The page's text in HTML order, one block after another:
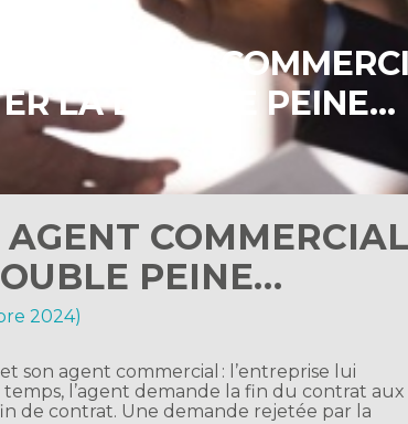
AGENT
LA DOUBLE PEINE…
AGENT COMMERCIAL
PEINE…
2024)
son agent commercial : l’entreprise lui
l’agent demande la fin du contrat aux
de contrat. Une demande rejetée par la